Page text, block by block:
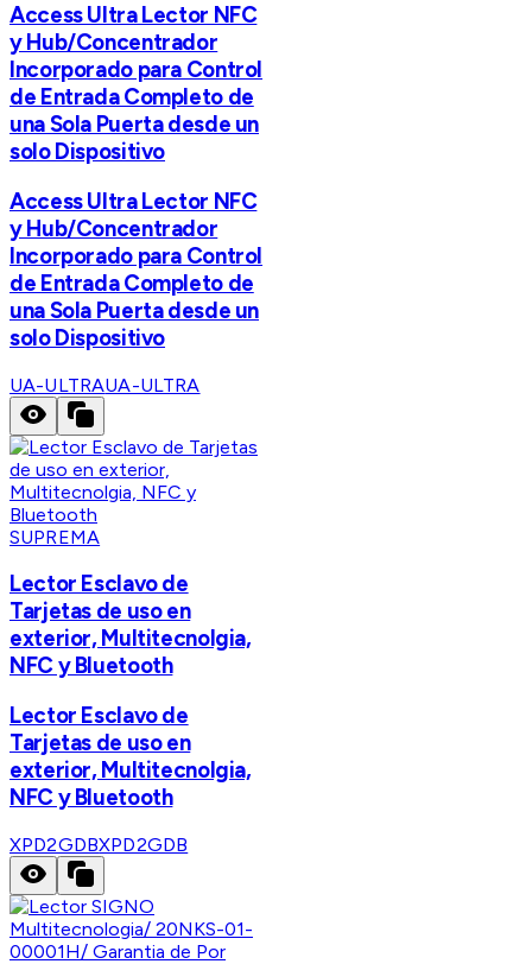
Access Ultra Lector NFC
y Hub/Concentrador
Incorporado para Control
de Entrada Completo de
una Sola Puerta desde un
solo Dispositivo
Access Ultra Lector NFC
y Hub/Concentrador
Incorporado para Control
de Entrada Completo de
una Sola Puerta desde un
solo Dispositivo
UA-ULTRAUA-ULTRA
SUPREMA
Lector Esclavo de
Tarjetas de uso en
exterior, Multitecnolgia,
NFC y Bluetooth
Lector Esclavo de
Tarjetas de uso en
exterior, Multitecnolgia,
NFC y Bluetooth
XPD2GDBXPD2GDB